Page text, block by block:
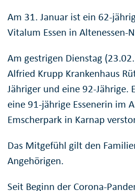
Am 31. Januar ist ein 62-
Vitalum Essen in Altenessen-
Am gestrigen Dienstag
Alfried Krupp Krankenhaus
Jähriger und eine 92-Jährige.
eine 91-jährige Essenerin im
Emscherpark in Karnap
Das Mitgefühl gilt den
Angehörigen.
Seit Beginn der Corona-